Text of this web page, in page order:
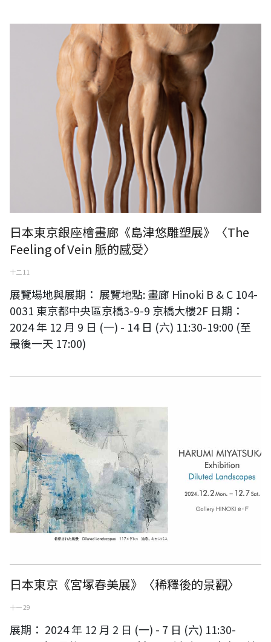
日本東京銀座檜畫廊《島津悠雕塑展》〈The Feeling of Vein 脈的感受〉
日本東京銀座檜畫廊《島津悠雕塑展》〈The
Feeling of Vein 脈的感受〉
十二 11
展覽場地與展期： 展覽地點: 畫廊 Hinoki B & C 104-
0031 東京都中央區京橋3-9-9 京橋大樓2F 日期：
2024 年 12 月 9 日 (一) - 14 日 (六) 11:30-19:00 (至
最後一天 17:00)
日本東京《宮塚春美展》〈稀釋後的景觀〉
十一 29
展期： 2024 年 12 月 2 日 (一) - 7 日 (六) 11:30-